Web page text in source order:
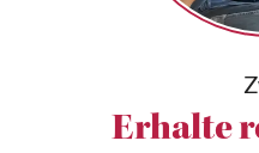
Erhalte